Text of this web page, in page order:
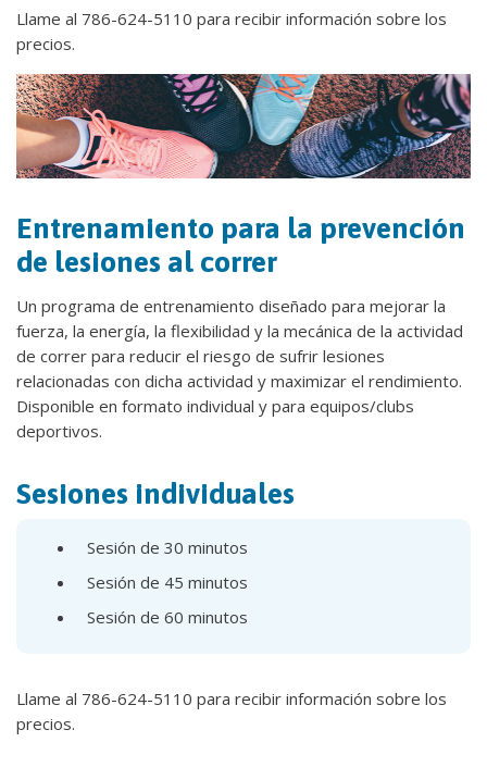
Llame al 786-624-5110 para recibir información sobre los
precios.
Entrenamiento para la prevención
de lesiones al correr
Un programa de entrenamiento diseñado para mejorar la
fuerza, la energía, la flexibilidad y la mecánica de la actividad
de correr para reducir el riesgo de sufrir lesiones
relacionadas con dicha actividad y maximizar el rendimiento.
Disponible en formato individual y para equipos/clubs
deportivos.
Sesiones individuales
Sesión de 30 minutos
Sesión de 45 minutos
Sesión de 60 minutos
Llame al 786-624-5110 para recibir información sobre los
precios.